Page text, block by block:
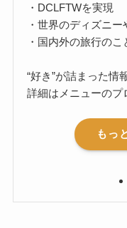
・DCLFTWを実現
・世界のディズニー
・国内外の旅行のこ
“好き”が詰まった情
詳細はメニューのプ
もっ